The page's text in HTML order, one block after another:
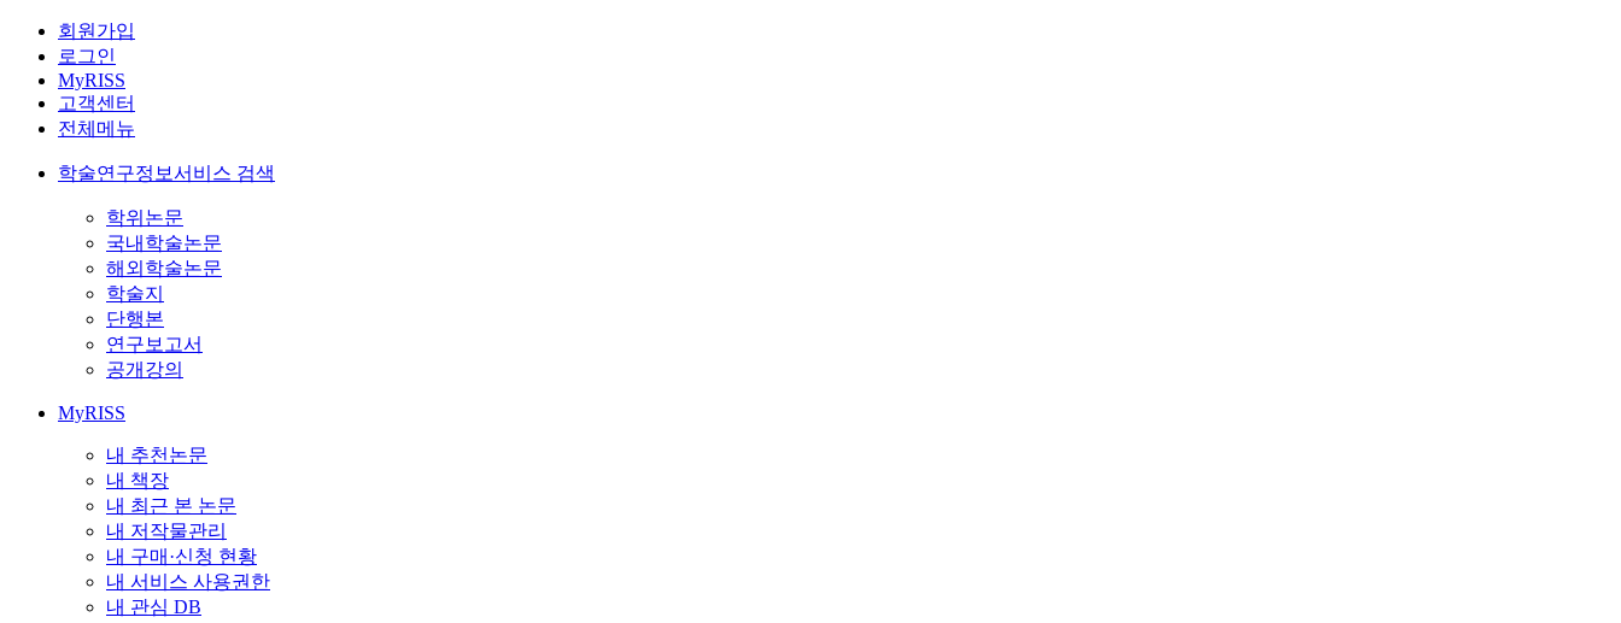
회원가입
로그인
MyRISS
고객센터
전체메뉴
학술연구정보서비스 검색
학위논문
국내학술논문
해외학술논문
학술지
단행본
연구보고서
공개강의
MyRISS
내 추천논문
내 책장
내 최근 본 논문
내 저작물관리
내 구매·신청 현황
내 서비스 사용권한
내 관심 DB